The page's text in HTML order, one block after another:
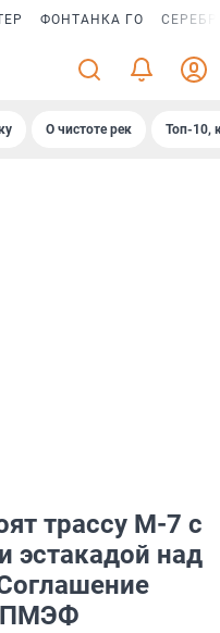
ФОНТАНКА ГО
О чистоте рек Топ-10,
трассу М-7 с
эстакадой над
ПМЭФ